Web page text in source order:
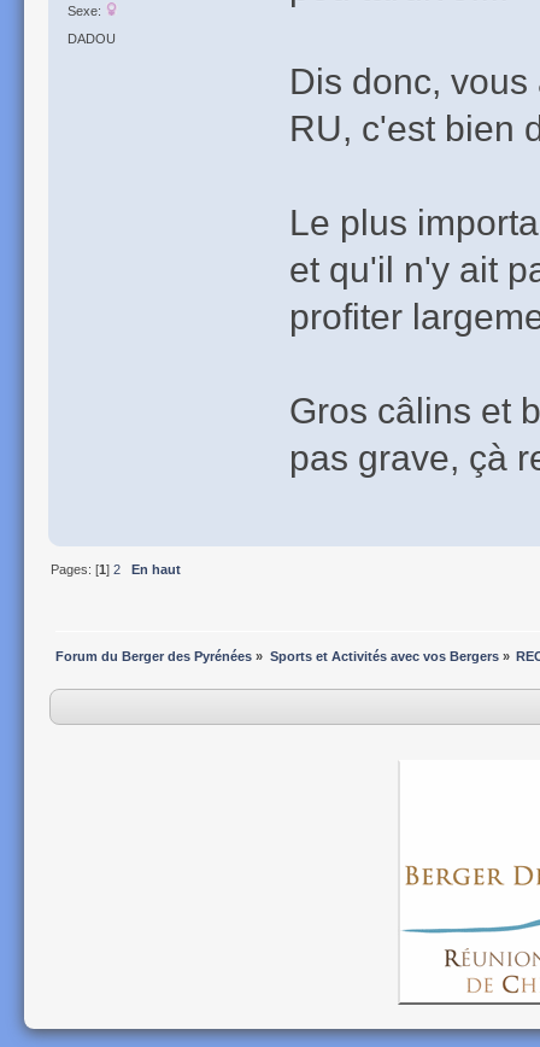
Sexe:
DADOU
Dis donc,
RU, c'est bien
Le plus
et qu'il n'y ait
profiter
Gros câlins et
pas grave, çà
Pages: [1]2 En haut
Forum du Berger des Pyrénées » Sports et Activités avec vos Bergers»